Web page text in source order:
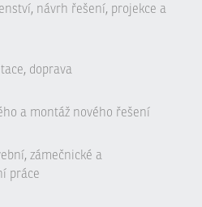
návrh řešení, projekce a
doprava
a montáž nového řešení
zámečnické a
práce